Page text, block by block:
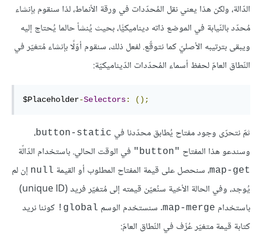
الدّالة، ولكن هذا يعني نقل المُحدّدات في ورقة الأنماط، لذا سنقوم بإنشاء
مُحدّد بالنّيابة في الموضع ذاته ديناميكيًّا، بحيث يُنشأ حالما يُحتاج إليه
ويبقى بترتيبه الأصليّ كما نتوقّع. لفعل ذلك، سنقوم أوّلًا بإنشاء مُتغيّر في
النّطاق العامّ لحفظ أسماء المُحدّدات الدّيناميكيّة:
$Placeholder-Selectors: ();
ثمّ نتحرّى وجود مفتاح يُطابق محدّدنا في button-static،
وسندعو هذا المفتاح "button" في الوقت الحالي. باستخدام الدّالّة
map-get، سنحصل على قيمة المفتاح المطلوب أو القيمة null إن لم
يُوجد، وفي الحالة الأخية سنُعيّن قيمته إلى مُتغيّر فريد (unique ID)
باستخدام map-merge. سنستخدم الوسم ‎!global كوننا نريد
كتابة قيمة متغيّر عُرِّف في النّطاق العامّ: